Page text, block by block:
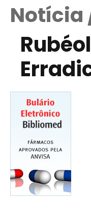
Notícia